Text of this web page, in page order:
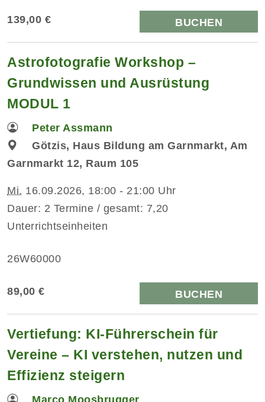
139,00 € BUCHEN
Astrofotografie Workshop –
Grundwissen und Ausrüstung
MODUL 1
Peter Assmann
Götzis, Haus Bildung am Garnmarkt, Am
Garnmarkt 12, Raum 105
Mi. 16.09.2026, 18:00 - 21:00 Uhr
Dauer: 2 Termine / gesamt: 7,20
Unterrichtseinheiten
26W60000
89,00 € BUCHEN
Vertiefung: KI-Führerschein für
Vereine – KI verstehen, nutzen und
Effizienz steigern
Marco Moosbrugger